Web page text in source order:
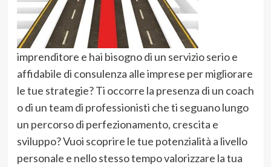
imprenditore e hai bisogno di un servizio serio e
affidabile di consulenza alle imprese per migliorare
le tue strategie? Ti occorre la presenza di un coach
o di un team di professionisti che ti seguano lungo
un percorso di perfezionamento, crescita e
sviluppo? Vuoi scoprire le tue potenzialità a livello
personale e nello stesso tempo valorizzare la tua